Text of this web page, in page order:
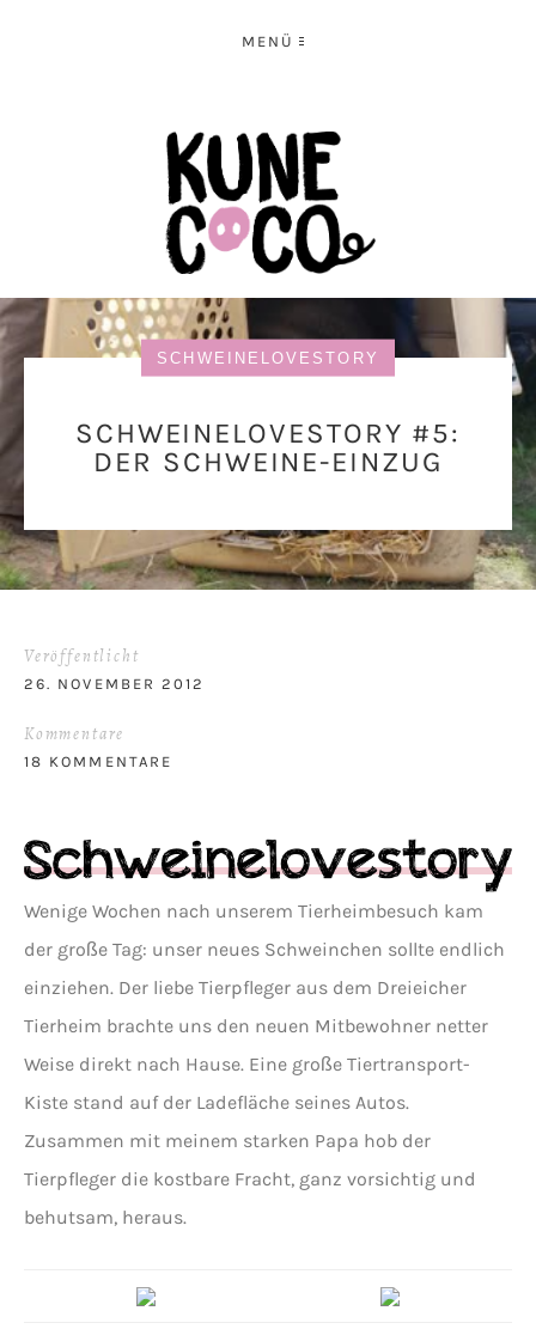
MENÜ
SCHWEINELOVESTORY
SCHWEINELOVESTORY #5:
DER SCHWEINE-EINZUG
Veröffentlicht
26. NOVEMBER 2012
Kommentare
18 KOMMENTARE
Wenige Wochen nach unserem Tierheimbesuch kam
der große Tag: unser neues Schweinchen sollte endlich
einziehen. Der liebe Tierpfleger aus dem Dreieicher
Tierheim brachte uns den neuen Mitbewohner netter
Weise direkt nach Hause. Eine große Tiertransport-
Kiste stand auf der Ladefläche seines Autos.
Zusammen mit meinem starken Papa hob der
Tierpfleger die kostbare Fracht, ganz vorsichtig und
behutsam, heraus.